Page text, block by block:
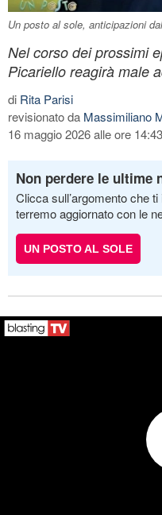
Un posto al sole, anticipazioni
Nel corso dei prossimi
Picariello reagirà male
di Rita Parisi
revisionato da Massimiliano
16 maggio 2026 alle ore 14:43
Non perdere le ultime
Clicca sull’argomento che
terremo aggiornato con le
UN POSTO AL SOLE